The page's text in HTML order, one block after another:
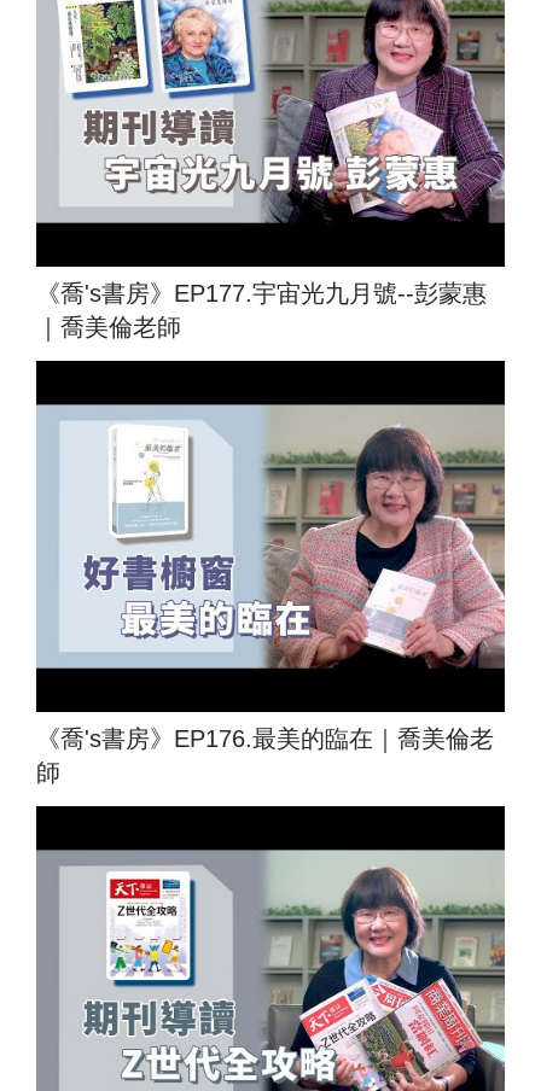
《喬's書房》EP177.宇宙光九月號--彭蒙惠
｜喬美倫老師
《喬's書房》EP176.最美的臨在｜喬美倫老
師